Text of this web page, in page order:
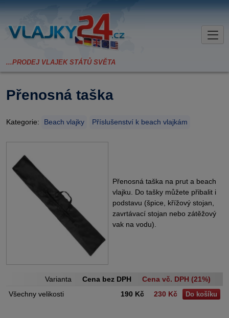
Přenosná taška
Kategorie: Beach vlajky Příslušenství k beach vlajkám
Přenosná taška na prut a beach
vlajku. Do tašky můžete přibalit i
podstavu (špice, křížový stojan,
zavrtávací stojan nebo zátěžový
vak na vodu).
Varianta Cena bez DPH
Cena vč. DPH (21%)
Všechny velikosti
190 Kč 230 Kč Do košíku